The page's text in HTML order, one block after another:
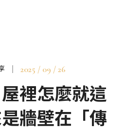
2025 / 09 / 26
裡怎麼就這
牆壁在「傳